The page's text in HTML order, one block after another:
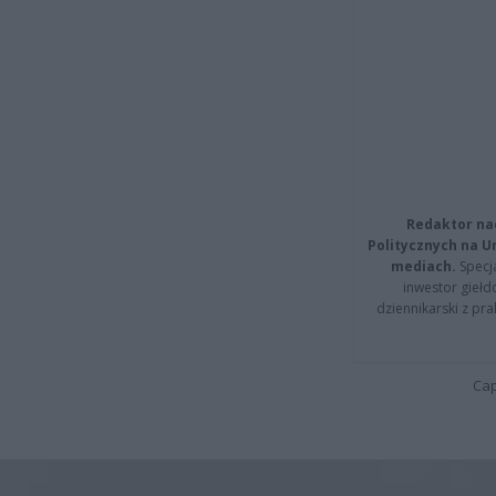
Redaktor
Politycznych na
mediach.
inwestor
dziennikarski z